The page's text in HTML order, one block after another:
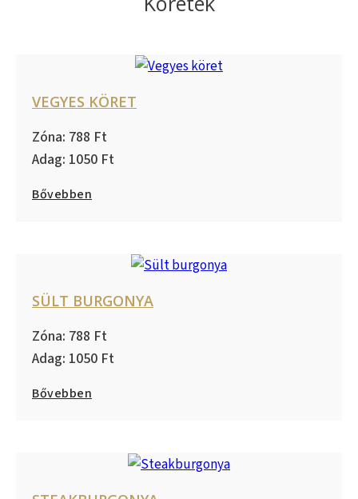
VEGYES KÖRET
788
1050
Bővebben
SÜLT BURGONYA
788
1050
Bővebben